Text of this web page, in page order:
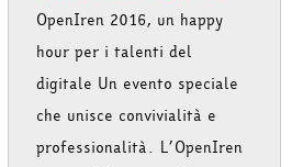
OpenIren 2016, un happy
hour per i talenti del
digitale Un evento speciale
che unisce convivialità e
professionalità. L’OpenIren